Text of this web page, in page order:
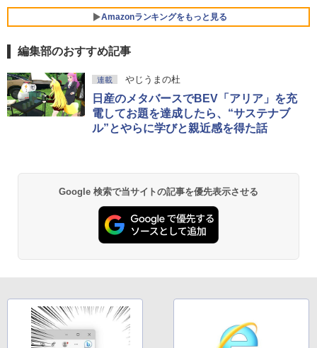
Amazonランキングをもっと見る
Robloxギフトカード - 800 Robux 【限
定バーチャルアイテムを含む】 【オンラ
インゲームコード】 ロブロックス | オン
ラインコード版
￥1,300
定バーチャルアイテムを含む】 【オンラ
ラインコード版
インゲームコード】 ロブロックス | オン
ラインコード版
￥3,200
生成AIパスポート公式テキスト 第４版
￥1,766
bデザイン入門講座［第2版］
めのAIコーディング入門シリーズ
￥99
Amazon Kindle - 目に優しい、かさばら
ない、大きな画面で読みやすい、6週間持
続バッテリー、6インチディスプレイ電子
書籍リーダー、マッチャ、16GB、広告な
し
Kindle Paperwhite シグニチャーエディ
るさ自動調整、色調調節ライト、12週間
持続バッテリー、広告なし、メタリック
ブラック
￥27,980
Amazon Kindle Paperwhite (16GB) 7イ
ンチディスプレイ、色調調節ライト、12
週間持続バッテリー、広告なし、ブラッ
編集部のおすすめ記事
連載 やじうまの杜
日産のメタバースでBEV「アリア」を充
電してお題を達成したら、“サステナブ
ル”とやらに学びと親近感を得た話
Google 検索で当サイトの記事を優先表示させる